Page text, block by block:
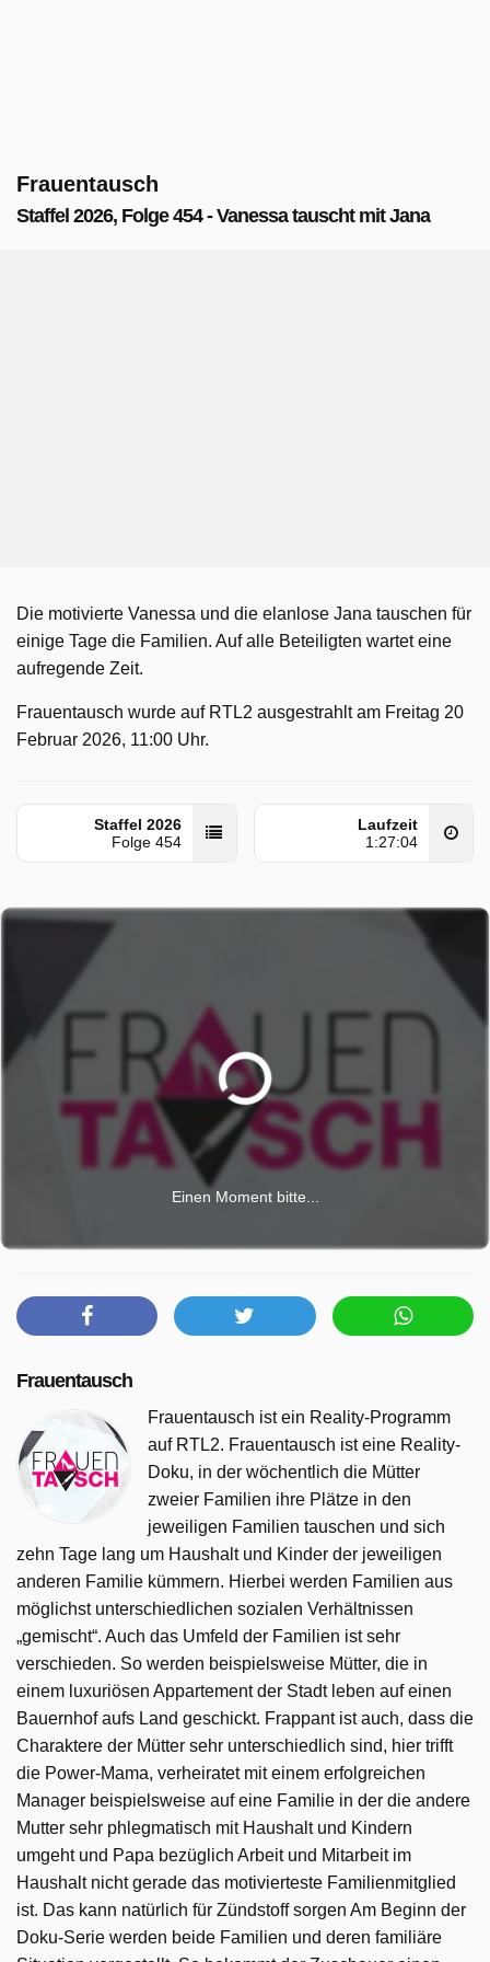
Frauentausch
Staffel 2026, Folge 454 - Vanessa tauscht mit Jana
Die motivierte Vanessa und die elanlose Jana tauschen für
einige Tage die Familien. Auf alle Beteiligten wartet eine
aufregende Zeit.
Frauentausch wurde auf RTL2 ausgestrahlt am Freitag 20
Februar 2026, 11:00 Uhr.
Staffel 2026
Folge 454
Laufzeit
1:27:04
Einen Moment bitte...
Frauentausch
Frauentausch ist ein Reality-Programm
auf RTL2. Frauentausch ist eine Reality-
Doku, in der wöchentlich die Mütter
zweier Familien ihre Plätze in den
jeweiligen Familien tauschen und sich
zehn Tage lang um Haushalt und Kinder der jeweiligen
anderen Familie kümmern. Hierbei werden Familien aus
möglichst unterschiedlichen sozialen Verhältnissen
„gemischt“. Auch das Umfeld der Familien ist sehr
verschieden. So werden beispielsweise Mütter, die in
einem luxuriösen Appartement der Stadt leben auf einen
Bauernhof aufs Land geschickt. Frappant ist auch, dass die
Charaktere der Mütter sehr unterschiedlich sind, hier trifft
die Power-Mama, verheiratet mit einem erfolgreichen
Manager beispielsweise auf eine Familie in der die andere
Mutter sehr phlegmatisch mit Haushalt und Kindern
umgeht und Papa bezüglich Arbeit und Mitarbeit im
Haushalt nicht gerade das motivierteste Familienmitglied
ist. Das kann natürlich für Zündstoff sorgen Am Beginn der
Doku-Serie werden beide Familien und deren familiäre